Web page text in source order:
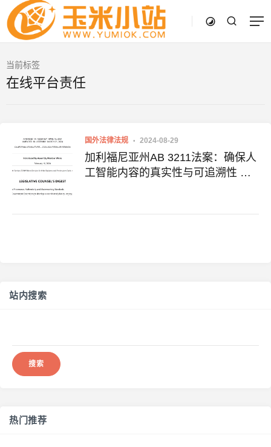
当前标签
在线平台责任
国外法律法规 2024-08-29
加利福尼亚州AB 3211法案：确保人
工智能内容的真实性与可追溯性 附
站内搜索
热门推荐